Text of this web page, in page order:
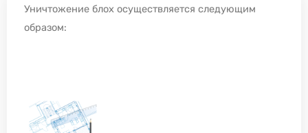
Уничтожение блох осуществляется следующим
образом: